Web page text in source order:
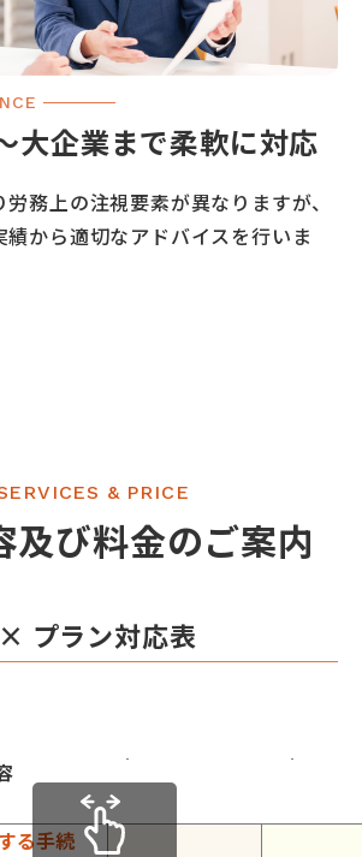
大企業まで柔軟に対応
務上の注視要素が異なりますが、
から適切なアドバイスを行いま
& PRICE
及び料金のご案内
プラン対応表
る手続